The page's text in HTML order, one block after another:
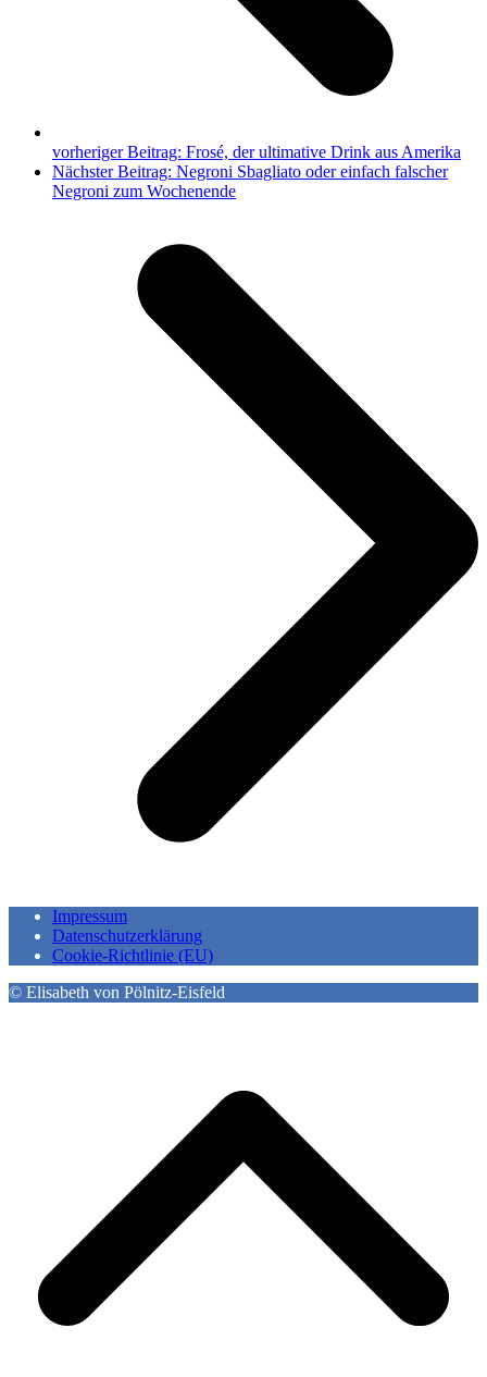
vorheriger Beitrag: Frosé, der ultimative Drink aus Amerika
Nächster Beitrag: Negroni Sbagliato oder einfach falscher
Negroni zum Wochenende
Impressum
Datenschutzerklärung
Cookie-Richtlinie (EU)
© Elisabeth von Pölnitz-Eisfeld